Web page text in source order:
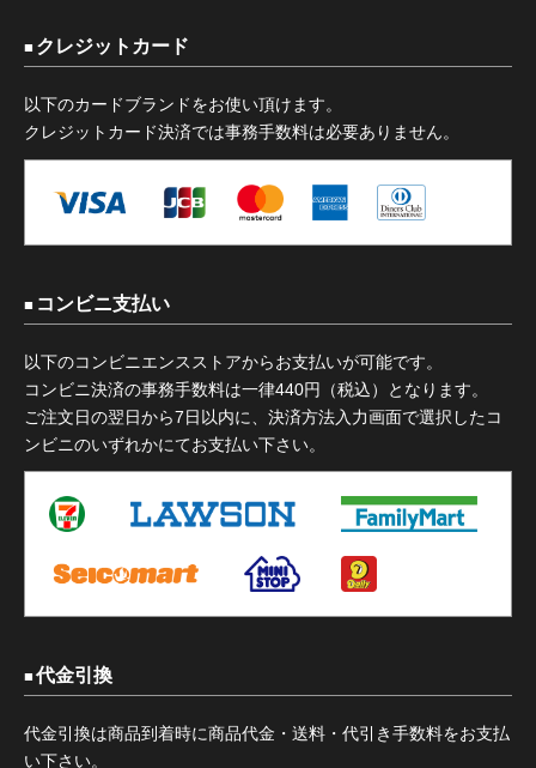
クレジットカード
以下のカードブランドをお使い頂けます。
クレジットカード決済では事務手数料は必要ありません。
コンビニ支払い
以下のコンビニエンスストアからお支払いが可能です。
コンビニ決済の事務手数料は一律440円（税込）となります。
ご注文日の翌日から7日以内に、決済方法入力画面で選択したコ
ンビニのいずれかにてお支払い下さい。
代金引換
代金引換は商品到着時に商品代金・送料・代引き手数料をお支払
い下さい。